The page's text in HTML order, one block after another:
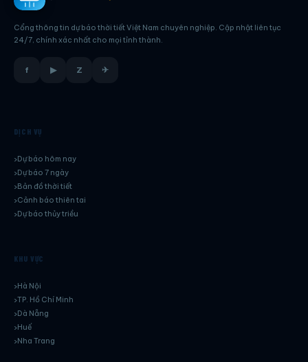
Cổng thông tin dự báo thời tiết Việt Nam chuyên nghiệp. Cập nhật liên tục
24/7, chính xác nhất cho mọi tỉnh thành.
f ▶ Z ✈
DỊCH VỤ
Dự báo hôm nay
Dự báo 7 ngày
Bản đồ thời tiết
Cảnh báo thiên tai
Dự báo thủy triều
KHU VỰC
Hà Nội
TP. Hồ Chí Minh
Dà Nẵng
Huế
Nha Trang